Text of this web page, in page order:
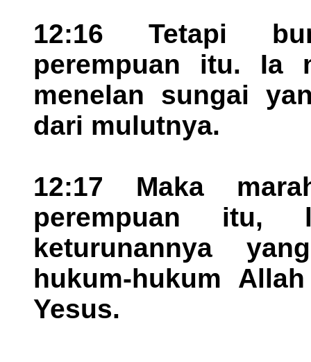
12:16 Tetapi
perempuan itu. Ia
menelan sungai
dari mulutnya.
12:17 Maka
perempuan itu,
keturunannya
hukum-hukum
Yesus.